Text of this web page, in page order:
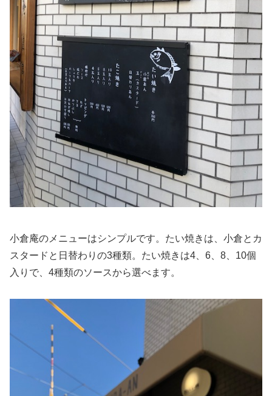
小倉庵のメニューはシンプルです。たい焼きは、小倉とカ
スタードと日替わりの3種類。たい焼きは4、6、8、10個
入りで、4種類のソースから選べます。